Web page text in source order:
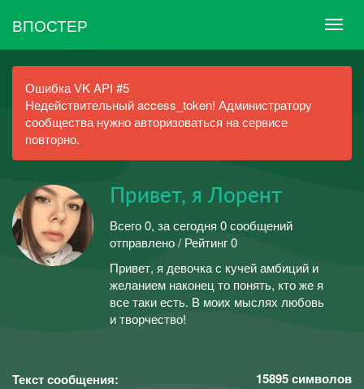
ВПОСТЕР
Ошибка VK API #5
Недействительный access_token! Администратору
сообщества нужно авторизоваться на сервисе
повторно.
Привет, я Лорент
Всего 0, за сегодня 0 сообщений
отправлено / Рейтинг 0
Привет, я девочка с кучей амбиций и
желанием наконец то понять, кто же я
все таки есть. В моих мыслях любовь
и творчество!
Текст сообщения: 15895символов